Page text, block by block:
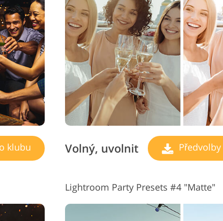
Data pro výcvik AI Služby pro úpravu videa
klubu Volný, uvolnit
Lightroom Party Presets #4 "Matte"